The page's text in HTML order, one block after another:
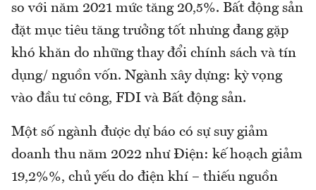
so với năm 2021 mức tăng 20,5%. Bất động sản
đặt mục tiêu tăng trưởng tốt nhưng đang gặp
khó khăn do những thay đổi chính sách và tín
dụng/ nguồn vốn. Ngành xây dựng: kỳ vọng
vào đầu tư công, FDI và Bất động sản.
Một số ngành được dự báo có sự suy giảm
doanh thu năm 2022 như Điện: kế hoạch giảm
19,2%%, chủ yếu do điện khí – thiếu nguồn